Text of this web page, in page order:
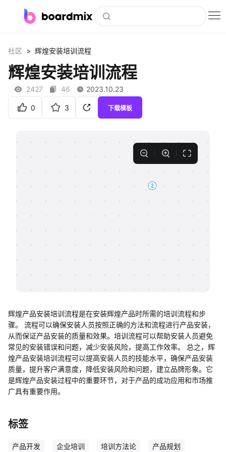
社区资源
下载
客户案例
支持
知识分享社区
社区 > 辉煌安装培训流程
辉煌安装培训流程
2427 46 2023.10.23
0 3 下载模板
辉煌产品安装培训流程是在安装辉煌产品时所需的培训流程和步
骤。 流程可以确保安装人员按照正确的方法和流程进行产品安装，
从而保证产品安装的质量和效果。培训流程可以帮助安装人员避免
常见的安装错误和问题，减少安装风险，提高工作效率。 总之，辉
煌产品安装培训流程可以提高安装人员的技能水平，确保产品安装
质量，提升客户满意度，降低安装风险和问题，建立品牌形象。它
是辉煌产品安装过程中的重要环节，对于产品的成功应用和市场推
广具有重要作用。
标签
产品开发 企业培训 培训方法论 产品规划